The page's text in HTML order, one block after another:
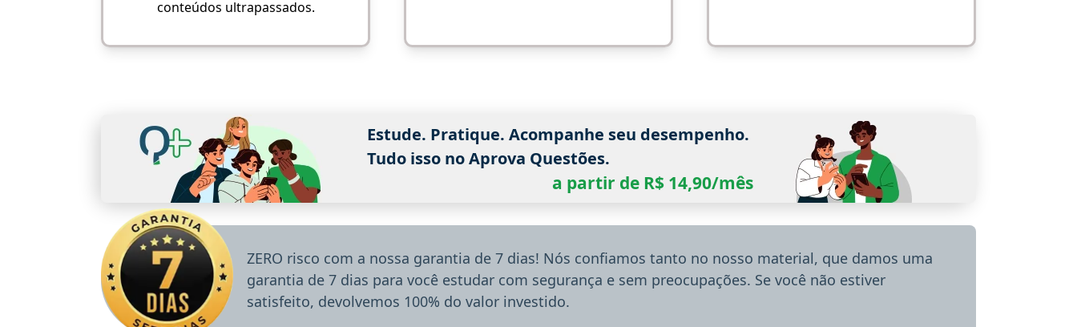
conteúdos ultrapassados.
Estude. Pratique. Acompanhe seu desempenho.
Tudo isso no Aprova Questões.
a partir de R$ 14,90/mês
ZERO risco com a nossa garantia de 7 dias! Nós confiamos tanto no nosso material, que damos uma
garantia de 7 dias para você estudar com segurança e sem preocupações. Se você não estiver
satisfeito, devolvemos 100% do valor investido.